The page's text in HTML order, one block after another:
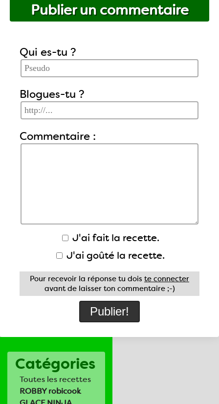
Catégories
Toutes les recettes
ROBBY robicook
Publier un commentaire
Qui es-tu ?
Blogues-tu ?
Commentaire :
J'ai fait la recette.
J'ai goûté la recette.
Pour recevoir la réponse tu dois te connecter
avant de laisser ton commentaire ;-)